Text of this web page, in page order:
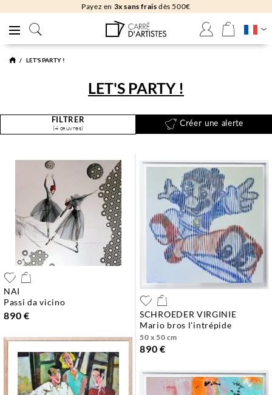
Payez en 3x sans frais dès 500€
LET'S PARTY !
LET'S PARTY !
FILTRER
(4 œuvres)
Créer une alerte
NAI
passi da vicino
890 €
SCHROEDER VIRGINIE
mario bros l'intrépide
50 x 50 cm
890 €